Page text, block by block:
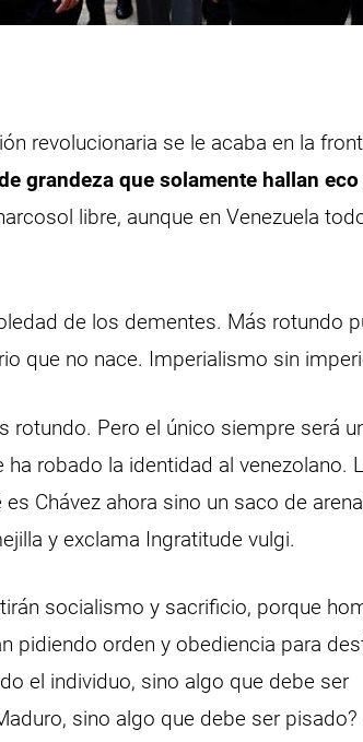
revolucionaria se le acaba en la
grandeza que solamente hallan
libre, aunque en Venezuela
de los dementes. Más rotundo
que no nace. Imperialismo sin
Pero el único siempre será
robado la identidad al venezolano.
Chávez ahora sino un saco de
y exclama Ingratitude vulgi.
socialismo y sacrificio, porque
pidiendo orden y obediencia para
el individuo, sino algo que debe ser
sino algo que debe ser pisado?